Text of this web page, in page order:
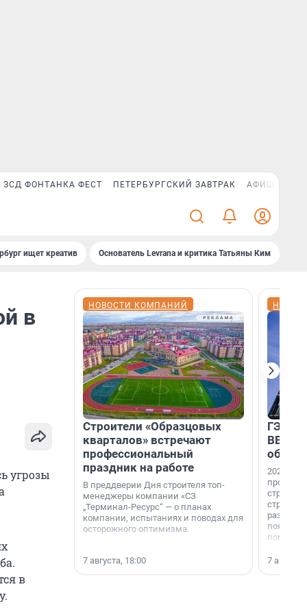
ЗСД ФОНТАНКА ФЕСТ ПЕТЕРБУРГСКИЙ ЗАВТРАК АФИША PLUS
ищет креатив Основатель Levrana и критика Татьяны Ким
в
угрозы
в
НОВОСТИ КОМПАНИЙ
Строители «Образцовых
кварталов» встречают
профессиональный
праздник на работе
В преддверии Дня строителя топ-
менеджеры компании «СЗ
„Терминал-Ресурс“ — о планах
компании, испытаниях и поводах для
осторожного оптимизма.
7 августа, 18:00
ГЭС,
ВВП: в
об
2026-й —
раз. В
7